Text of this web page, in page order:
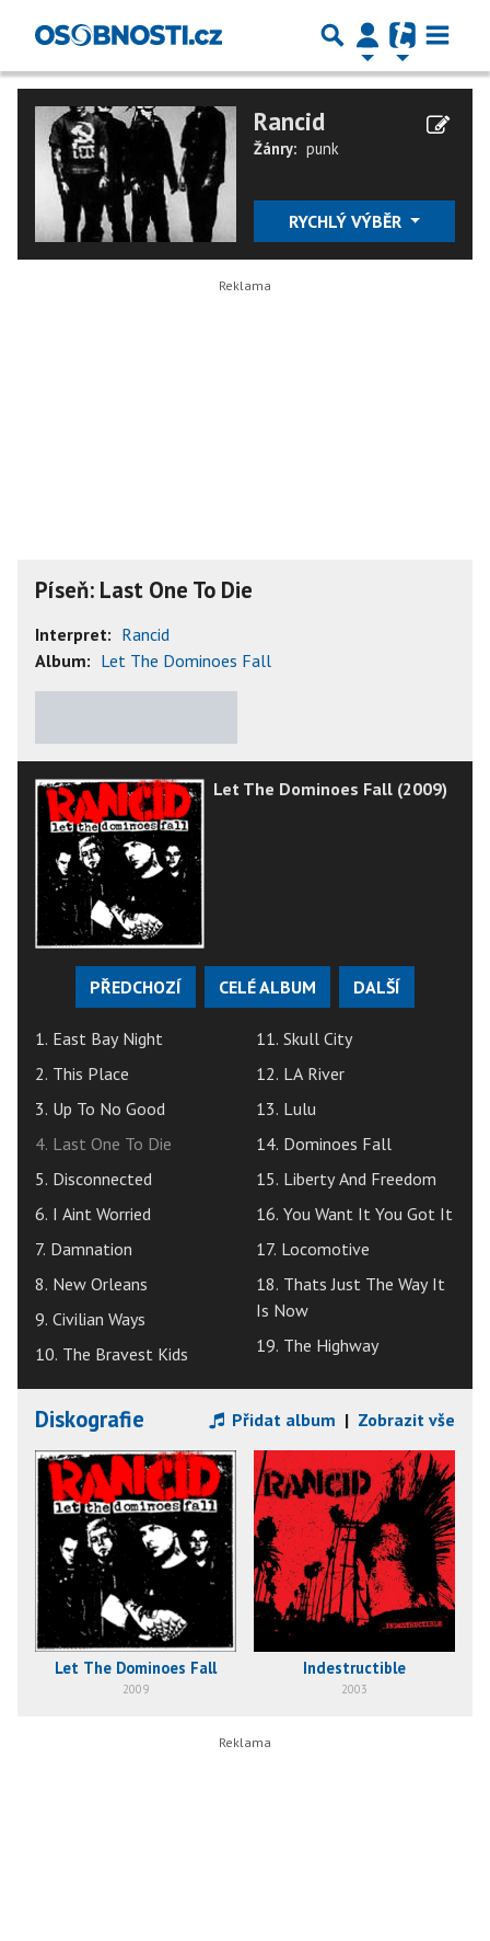
Rancid
Žánry: punk
RYCHLÝ VÝBĚR
Píseň: Last One To Die
Interpret: Rancid
Album: Let The Dominoes Fall
Let The Dominoes Fall (2009)
PŘEDCHOZÍ CELÉ ALBUM DALŠÍ
1. East Bay Night
2. This Place
3. Up To No Good
4. Last One To Die
5. Disconnected
6. I Aint Worried
7. Damnation
8. New Orleans
9. Civilian Ways
10. The Bravest Kids
11. Skull City
12. LA River
13. Lulu
14. Dominoes Fall
15. Liberty And Freedom
16. You Want It You Got It
17. Locomotive
18. Thats Just The Way It
Is Now
19. The Highway
Diskografie Přidat album | Zobrazit vše
Let The Dominoes Fall
2009
Indestructible
2003